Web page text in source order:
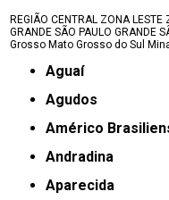
REGIÃO CENTRAL ZONA LESTE
GRANDE SÃO PAULO GRANDE
Grosso Mato Grosso do Sul
Aguaí
Agudos
Américo
Andradina
Aparecida